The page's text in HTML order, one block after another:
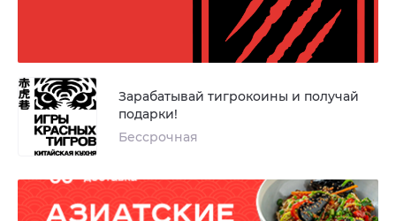
Зарабатывай тигрокоины и получай
подарки!
Бессрочная